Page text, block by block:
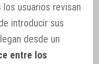
usuarios revisan
introducir sus
desde un
entre los